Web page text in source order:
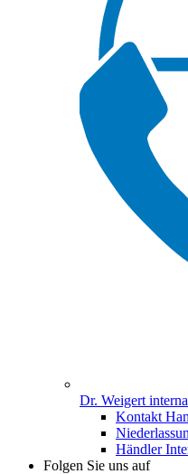
Dr. Weigert
Kontakt
Händler
Folgen Sie uns auf